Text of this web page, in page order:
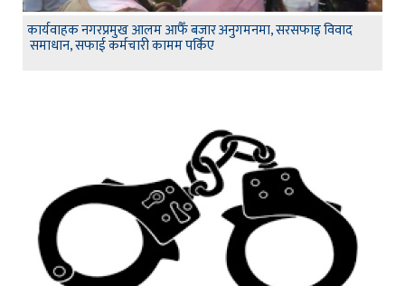
कार्यवाहक नगरप्रमुख आलम आफैँ बजार अनुगमनमा, सरसफाइ विवाद
समाधान, सफाई कर्मचारी कामम पर्किए